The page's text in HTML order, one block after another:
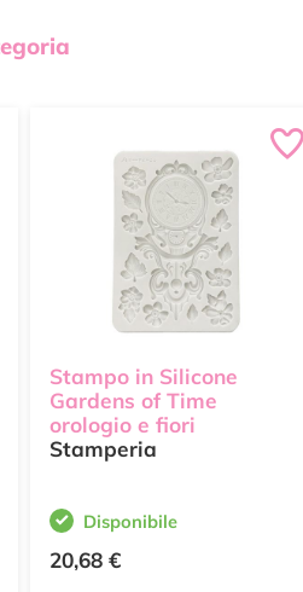
Stampo in Silicone
Gardens of Time
orologio e fiori
Stamperia
Disponibile
20,68 €